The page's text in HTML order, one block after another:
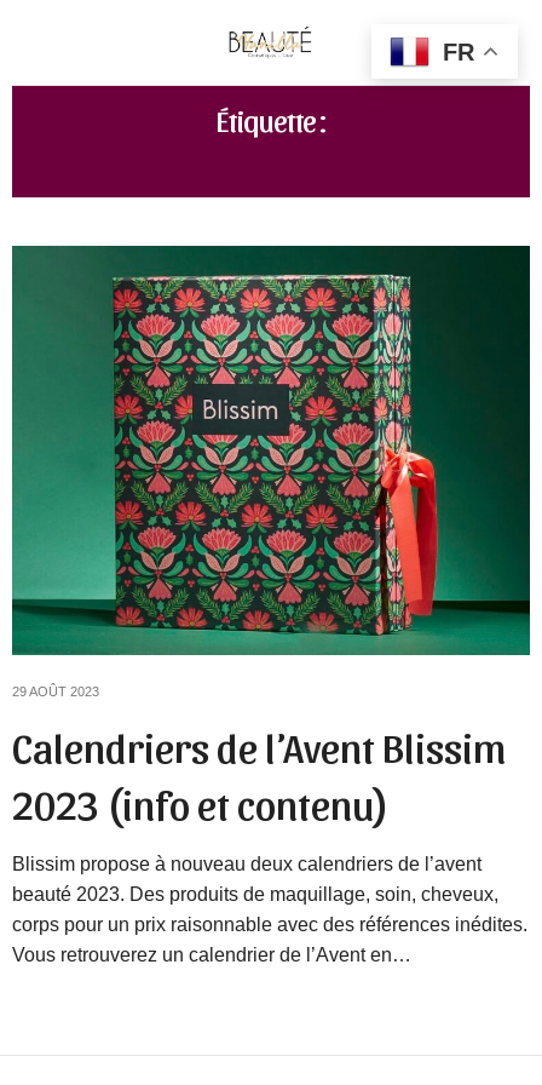
Étiquette :
29 AOÛT 2023
Calendriers de l’Avent Blissim
2023 (info et contenu)
Blissim propose à nouveau deux calendriers de l’avent
beauté 2023. Des produits de maquillage, soin, cheveux,
corps pour un prix raisonnable avec des références inédites.
Vous retrouverez un calendrier de l’Avent en…
FR